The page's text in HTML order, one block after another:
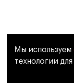
Уже
Мы используем
технологии